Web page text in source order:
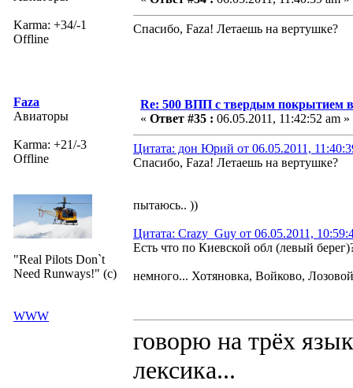
Karma: +34/-1
Offline
Спасибо, Faza! Летаешь на вертушке?
Faza
Авиаторы
Karma: +21/-3
Offline
"Real Pilots Don`t
Need Runways!" (c)
WWW
Re: 500 ВПП с твердым покрытием
« Ответ #35 : 06.05.2011, 11:42:52 am »
Цитата: дон Юрий от 06.05.2011,
Спасибо, Faza! Летаешь на вертушке?
пытаюсь.. ))
Цитата: Crazy_Guy от 06.05.2011,
Есть что по Киевской обл (левый
немного... Хотяновка, Войково,
говорю на трёх
лексика...